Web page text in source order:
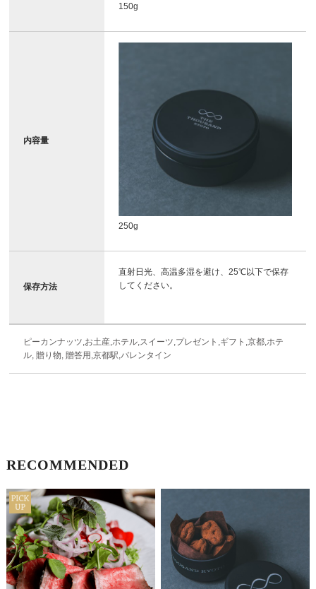
150g
内容量
250g
保存方法
直射日光、高温多湿を避け、25℃以下で保存
してください。
ピーカンナッツ,お土産,ホテル,スイーツ,プレゼント,ギフト,京都,ホテ
ル, 贈り物, 贈答用,京都駅,バレンタイン
RECOMMENDED